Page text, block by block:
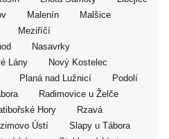
Malenín
Malšice
Meziříčí
Nasavrky
Lány
Nový Kostelec
Planá nad Lužnicí
Podolí
Radimovice u Želče
Hory
Rzavá
Ústí
Slapy u Tábora